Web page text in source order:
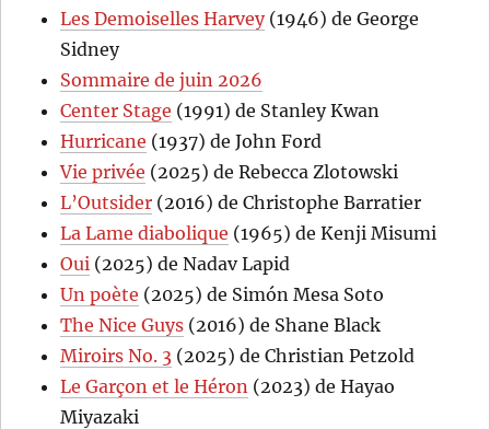
Les Demoiselles Harvey(1946) de George
Sidney
Sommaire de juin 2026
Center Stage (1991) de Stanley Kwan
Hurricane (1937) de John Ford
Vie privée (2025) de Rebecca Zlotowski
L’Outsider (2016) de Christophe Barratier
La Lame diabolique (1965) de Kenji Misumi
Oui (2025) de Nadav Lapid
Un poète (2025) de Simón Mesa Soto
The Nice Guys (2016) de Shane Black
Miroirs No. 3 (2025) de Christian Petzold
Le Garçon et le Héron (2023) de Hayao
Miyazaki